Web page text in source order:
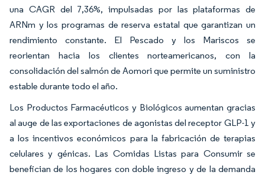
una CAGR del 7,36%, impulsadas por las plataformas de
ARNm y los programas de reserva estatal que garantizan un
rendimiento constante. El Pescado y los Mariscos se
reorientan hacia los clientes norteamericanos, con la
consolidación del salmón de Aomori que permite un suministro
estable durante todo el año.
Los Productos Farmacéuticos y Biológicos aumentan gracias
al auge de las exportaciones de agonistas del receptor GLP-1 y
a los incentivos económicos para la fabricación de terapias
celulares y génicas. Las Comidas Listas para Consumir se
benefician de los hogares con doble ingreso y de la demanda